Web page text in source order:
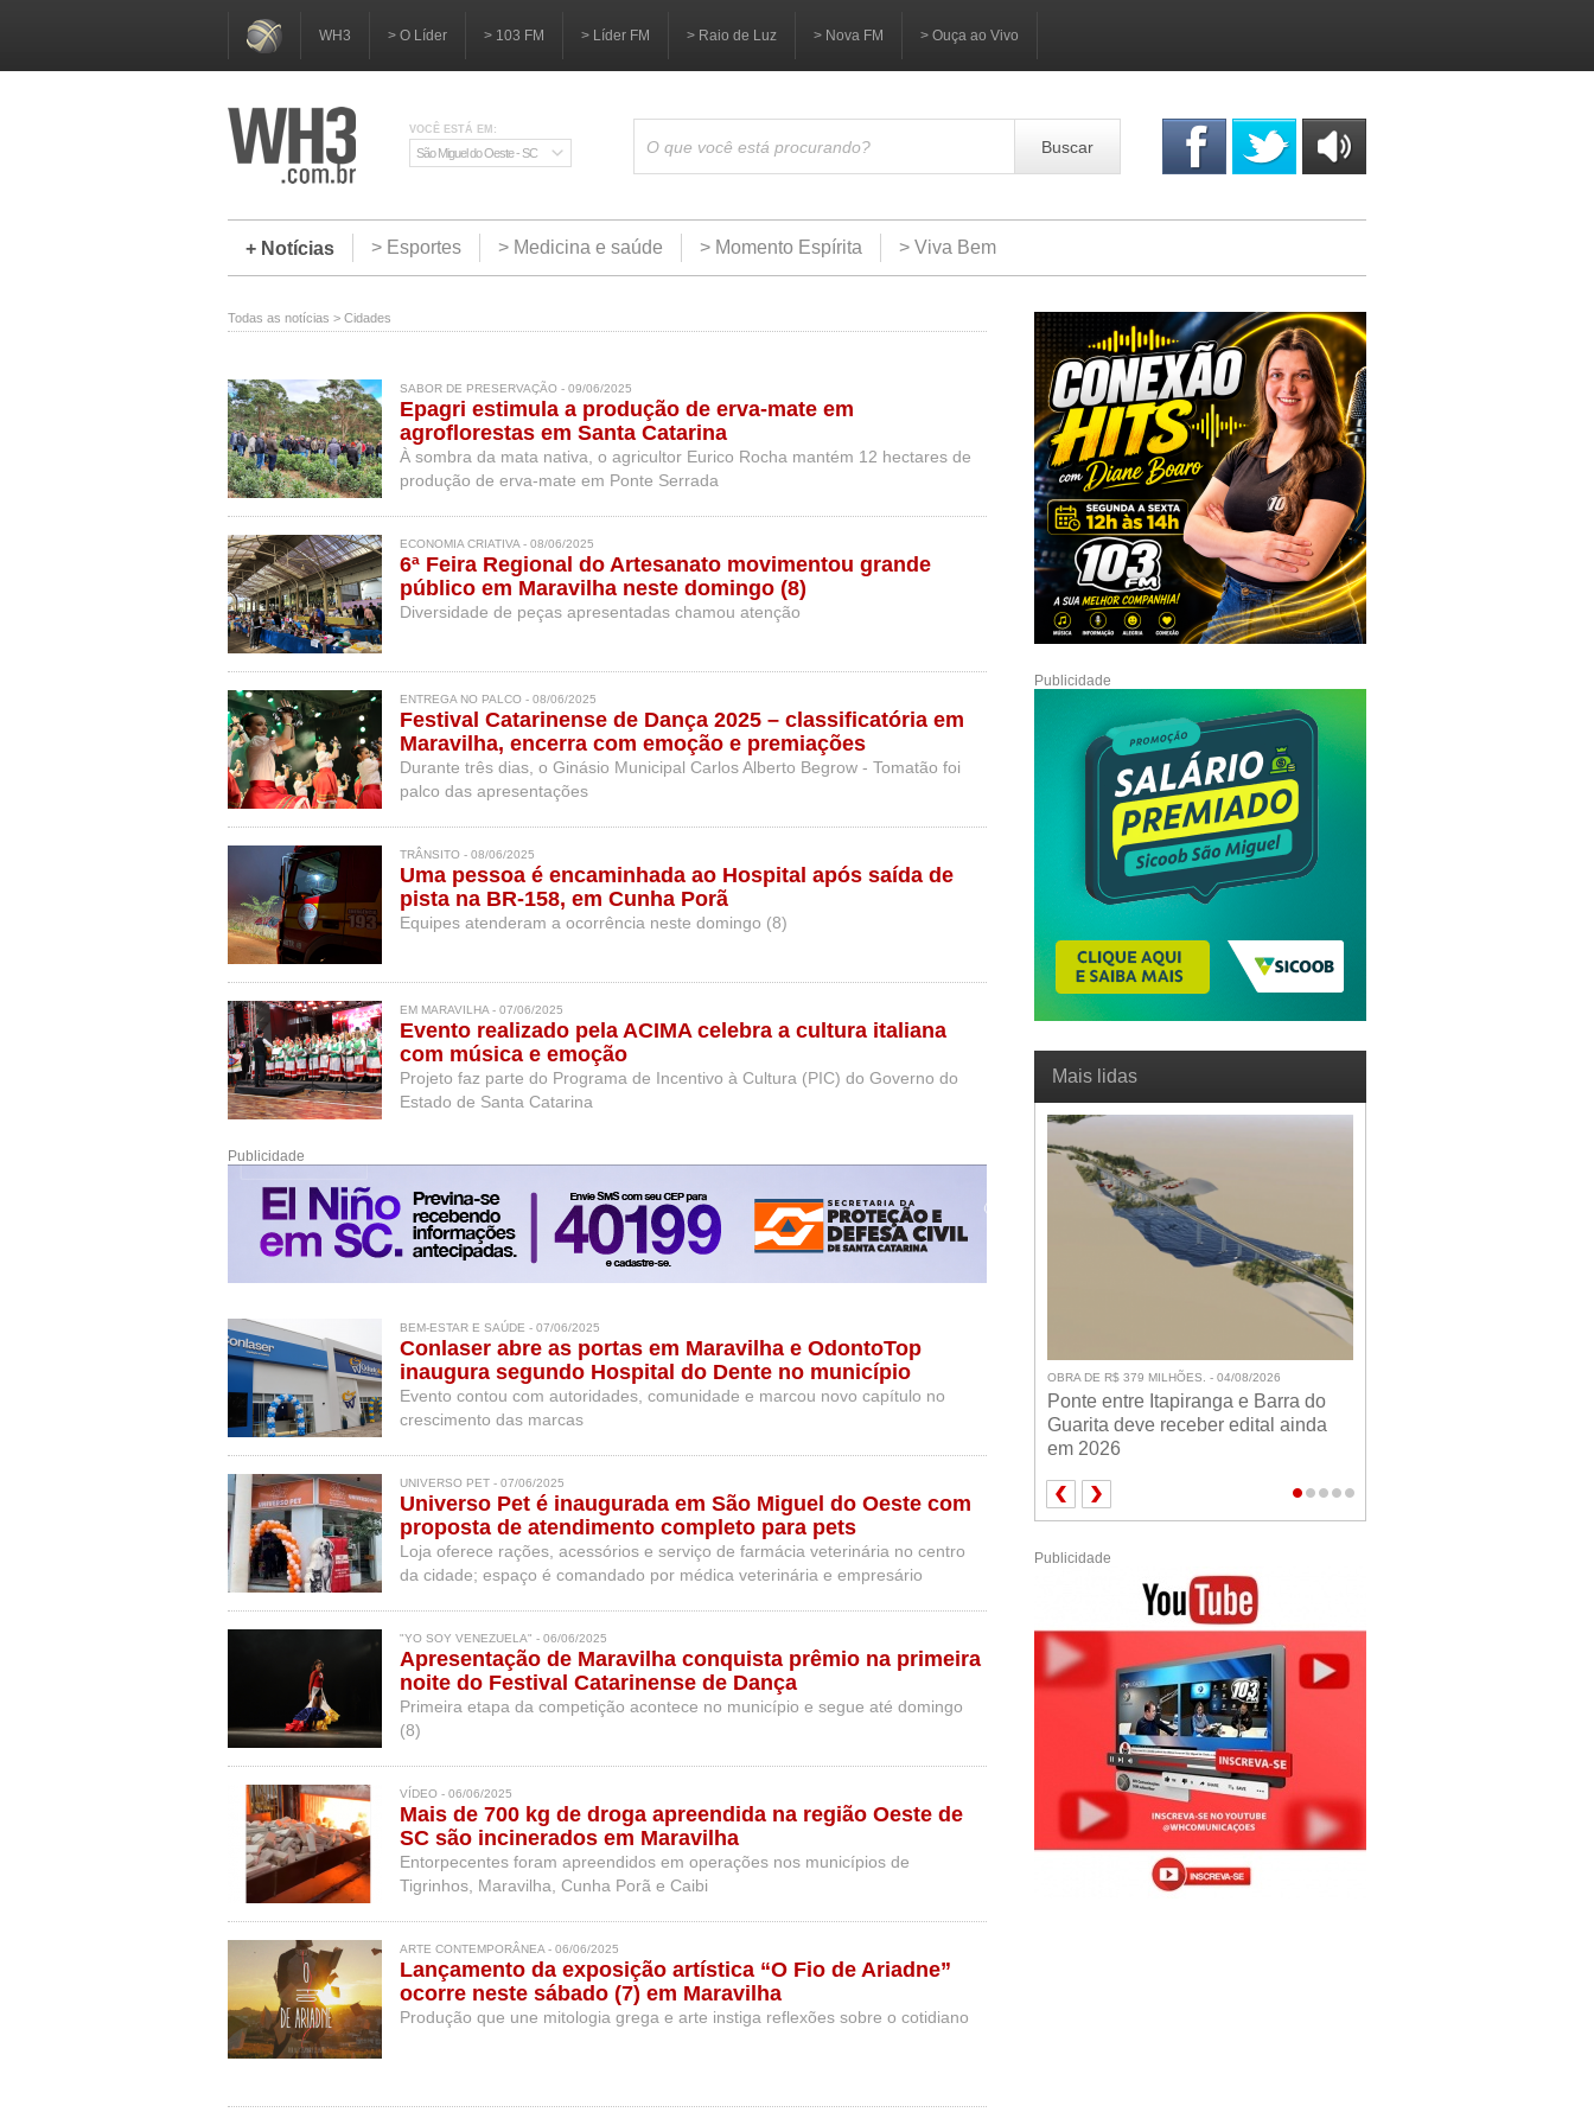
WH3 > O Líder > 103 FM > Líder FM > Raio de Luz > Nova FM > Ouça ao Vivo
VOCÊ ESTÁ EM:
São Miguel do Oeste - SC Buscar
+ Notícias
> Esportes > Medicina e saúde > Momento Espírita > Viva Bem
Todas as notícias > Cidades
SABOR DE PRESERVAÇÃO - 09/06/2025
Epagri estimula a produção de erva-mate em
agroflorestas em Santa Catarina
À sombra da mata nativa, o agricultor Eurico Rocha mantém 12 hectares de
produção de erva-mate em Ponte Serrada
ECONOMIA CRIATIVA - 08/06/2025
6ª Feira Regional do Artesanato movimentou grande
público em Maravilha neste domingo (8)
Diversidade de peças apresentadas chamou atenção
ENTREGA NO PALCO - 08/06/2025
Festival Catarinense de Dança 2025 – classificatória em
Maravilha, encerra com emoção e premiações
Durante três dias, o Ginásio Municipal Carlos Alberto Begrow - Tomatão foi
palco das apresentações
TRÂNSITO - 08/06/2025
Uma pessoa é encaminhada ao Hospital após saída de
pista na BR-158, em Cunha Porã
Equipes atenderam a ocorrência neste domingo (8)
EM MARAVILHA - 07/06/2025
Evento realizado pela ACIMA celebra a cultura italiana
com música e emoção
Projeto faz parte do Programa de Incentivo à Cultura (PIC) do Governo do
Estado de Santa Catarina
Publicidade
BEM-ESTAR E SAÚDE - 07/06/2025
Conlaser abre as portas em Maravilha e OdontoTop
inaugura segundo Hospital do Dente no município
Evento contou com autoridades, comunidade e marcou novo capítulo no
crescimento das marcas
UNIVERSO PET - 07/06/2025
Universo Pet é inaugurada em São Miguel do Oeste com
proposta de atendimento completo para pets
Loja oferece rações, acessórios e serviço de farmácia veterinária no centro
da cidade; espaço é comandado por médica veterinária e empresário
"YO SOY VENEZUELA" - 06/06/2025
Apresentação de Maravilha conquista prêmio na primeira
noite do Festival Catarinense de Dança
Primeira etapa da competição acontece no município e segue até domingo
(8)
VÍDEO - 06/06/2025
Mais de 700 kg de droga apreendida na região Oeste de
SC são incinerados em Maravilha
Entorpecentes foram apreendidos em operações nos municípios de
Tigrinhos, Maravilha, Cunha Porã e Caibi
ARTE CONTEMPORÂNEA - 06/06/2025
Lançamento da exposição artística “O Fio de Ariadne”
ocorre neste sábado (7) em Maravilha
Produção que une mitologia grega e arte instiga reflexões sobre o cotidiano
Publicidade
Mais lidas
OBRA DE R$ 379 MILHÕES. - 04/08/2026
Ponte entre Itapiranga e Barra do
Guarita deve receber edital ainda
em 2026
Publicidade